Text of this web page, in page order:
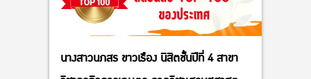
นางสาวนภสร ขาวเรือง นิสิตชั้นปีที่ 4 สาขา